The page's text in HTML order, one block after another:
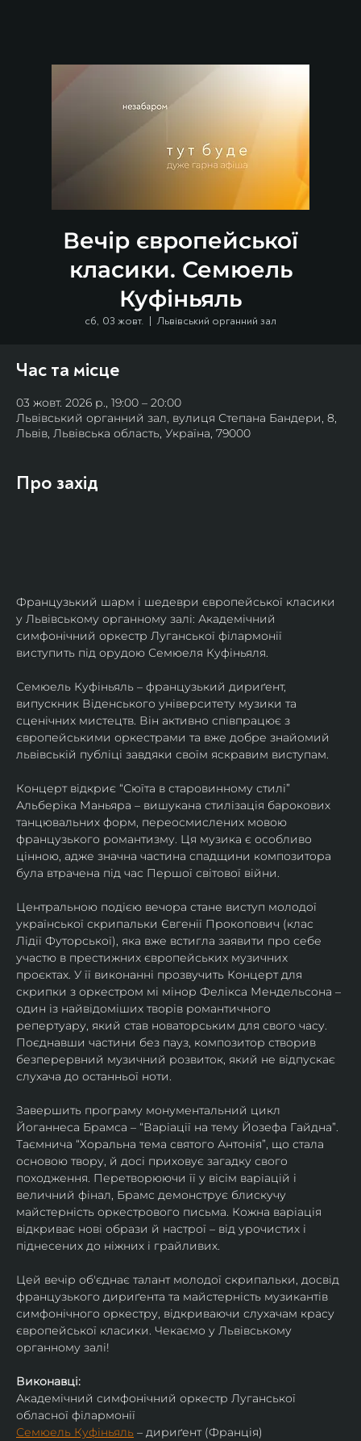
Вечір європейської
класики. Семюель
Куфіньяль
сб, 03 жовт.
  |
Львівський органний зал
Час та місце
03 жовт. 2026 р., 19:00 – 20:00
Львівський органний зал, вулиця Степана Бандери, 8,
Львів, Львівська область, Україна, 79000
Про захід
Французький шарм і шедеври європейської класики
у Львівському органному залі: Академічний
симфонічний оркестр Луганської філармонії
виступить під орудою Семюеля Куфіньяля.
Семюель Куфіньяль – французький дириґент,
випускник Віденського університету музики та
сценічних мистецтв. Він активно співпрацює з
європейськими оркестрами та вже добре знайомий
львівській публіці завдяки своїм яскравим виступам.
Концерт відкриє “Сюїта в старовинному стилі”
Альберіка Маньяра – вишукана стилізація барокових
танцювальних форм, переосмислених мовою
французького романтизму. Ця музика є особливо
цінною, адже значна частина спадщини композитора
була втрачена під час Першої світової війни.
Центральною подією вечора стане виступ молодої
української скрипальки Євгенії Прокопович (клас
Лідії Футорської), яка вже встигла заявити про себе
участю в престижних європейських музичних
проєктах. У її виконанні прозвучить Концерт для
скрипки з оркестром мі мінор Фелікса Мендельсона –
один із найвідоміших творів романтичного
репертуару, який став новаторським для свого часу.
Поєднавши частини без пауз, композитор створив
безперервний музичний розвиток, який не відпускає
слухача до останньої ноти.
Завершить програму монументальний цикл
Йоганнеса Брамса – “Варіації на тему Йозефа Гайдна”.
Таємнича “Хоральна тема святого Антонія”, що стала
основою твору, й досі приховує загадку свого
походження. Перетворюючи її у вісім варіацій і
величний фінал, Брамс демонструє блискучу
майстерність оркестрового письма. Кожна варіація
відкриває нові образи й настрої – від урочистих і
піднесених до ніжних і грайливих.
Цей вечір об'єднає талант молодої скрипальки, досвід
французького дириґента та майстерність музикантів
симфонічного оркестру, відкриваючи слухачам красу
європейської класики. Чекаємо у Львівському
органному залі!
Виконавці:
Академічний симфонічний оркестр Луганської
обласної філармонії
Семюель Куфіньяль – дириґент (Франція)